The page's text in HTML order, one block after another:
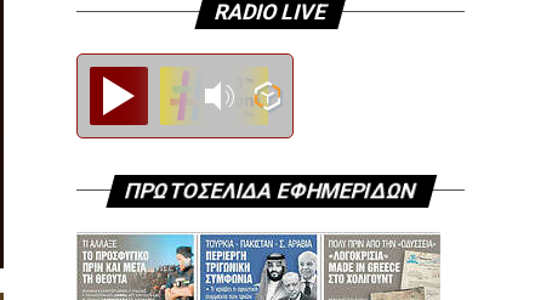
RADIO LIVE
ΠΡΩΤΟΣΕΛΙΔΑ ΕΦΗΜΕΡΙΔΩΝ